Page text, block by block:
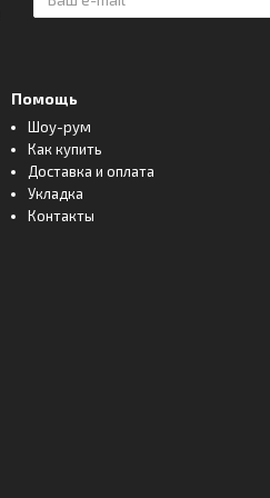
Помощь
Шоу-рум
Как купить
Доставка и оплата
Укладка
Контакты